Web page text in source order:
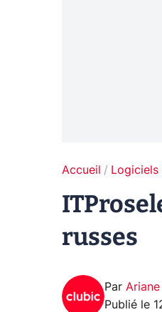
Accueil Logiciels
russes
Par Ariane
Publié le